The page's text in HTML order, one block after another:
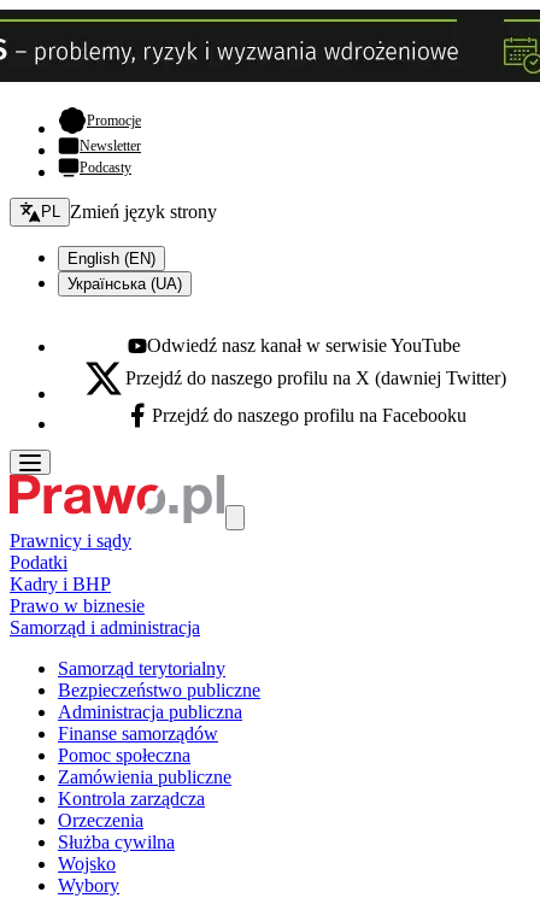
Promocje- otwiera się w nowej karcie
Newsletter
Podcasty
Zmień język - bieżący:
PL Zmień język strony
English (EN)
Українська (UA)
Youtube - otwiera się w nowej karcie
Odwiedź nasz kanał w serwisie YouTube
X - otwiera się w nowej karcie
Przejdź do naszego profilu na X (dawniej Twitter)
Facebook - otwiera się w nowej karcie
Przejdź do naszego profilu na Facebooku
Prawnicy i sądy
Podatki
Kadry i BHP
Prawo w biznesie
Samorząd i administracja
Samorząd terytorialny
Bezpieczeństwo publiczne
Administracja publiczna
Finanse samorządów
Pomoc społeczna
Zamówienia publiczne
Kontrola zarządcza
Orzeczenia
Służba cywilna
Wojsko
Wybory